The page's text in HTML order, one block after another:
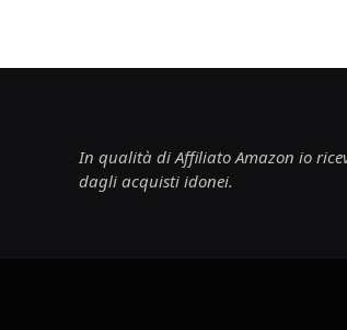
In qualità di Affiliato Amazon io
dagli acquisti idonei.